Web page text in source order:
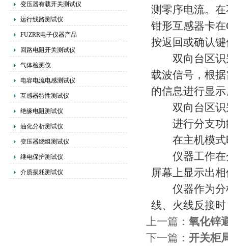
变压器有载开关测试仪
运行线路测试仪
FUZRR电子仪器产品
回路电阻开关测试仪
气体检测仪
电容电流电感测试仪
互感器特性测试仪
绝缘电阻测试仪
油化分析测试仪
变压器绕组测试仪
继电保护测试仪
介质损耗测试仪
测零序电流。
钳形互感器卡
按返回或确认
双向台区识
载波信号，根
的信息进行显
双向台区识
进行分支功
在主机模式
仪器工作在
屏幕上显示出
仪器作为分
线、火线反接
上一篇： 氧化锌
下一篇： 开关柜